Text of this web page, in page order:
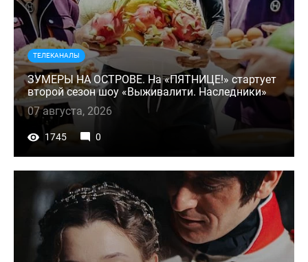
ТЕЛЕКАНАЛЫ
ЗУМЕРЫ НА ОСТРОВЕ. На «ПЯТНИЦЕ!» стартует
второй сезон шоу «Выживалити. Наследники»
07 августа, 2026
1745 0